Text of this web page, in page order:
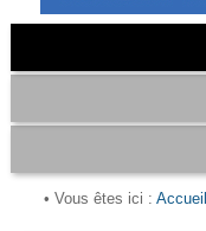
• Vous êtes ici : Accueil